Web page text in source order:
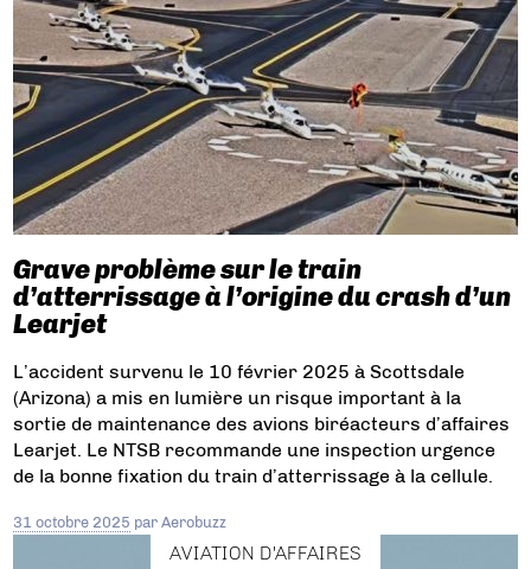
Grave problème sur le train
d’atterrissage à l’origine du crash d’un
Learjet
L’accident survenu le 10 février 2025 à Scottsdale
(Arizona) a mis en lumière un risque important à la
sortie de maintenance des avions biréacteurs d’affaires
Learjet. Le NTSB recommande une inspection urgence
de la bonne fixation du train d’atterrissage à la cellule.
31 octobre 2025 parAerobuzz
AVIATION D'AFFAIRES